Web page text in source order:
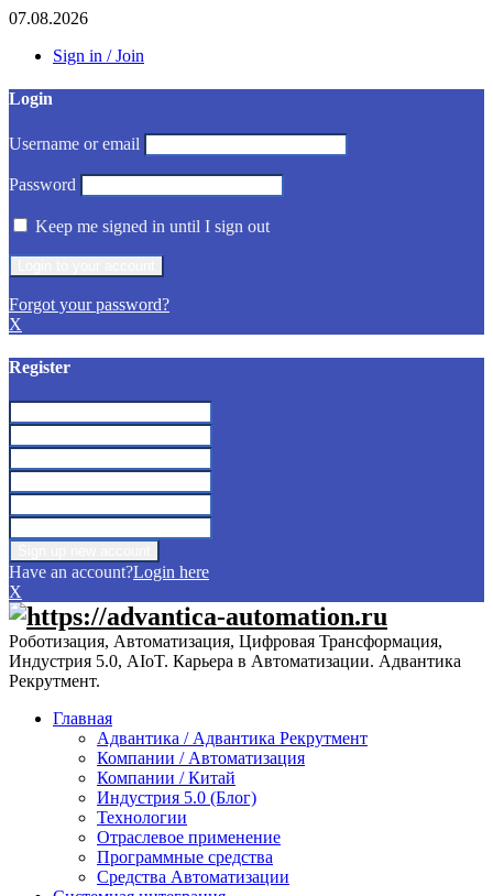
07.08.2026
Sign in / Join
Login
Username or email
Password
Keep me signed in until I sign out
Forgot your password?
X
Register
Have an account?Login here
X
Роботизация, Автоматизация, Цифровая Трансформация,
Индустрия 5.0, AIoT. Карьера в Автоматизации. Адвантика
Рекрутмент.
Главная
Адвантика / Адвантика Рекрутмент
Компании / Автоматизация
Компании / Китай
Индустрия 5.0 (Блог)
Технологии
Отраслевое применение
Программные средства
Средства Автоматизации